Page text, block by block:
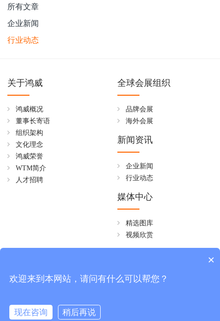
所有文章
企业新闻
行业动态
关于鸿威
鸿威概况
董事长寄语
组织架构
文化理念
鸿威荣誉
WTM简介
人才招聘
全球会展组织
品牌会展
海外会展
新闻资讯
企业新闻
行业动态
媒体中心
精选图库
视频欣赏
周一至周五 08:30~18:00
×
欢迎来到本网站，请问有什么可以帮您？
现在咨询 稍后再说